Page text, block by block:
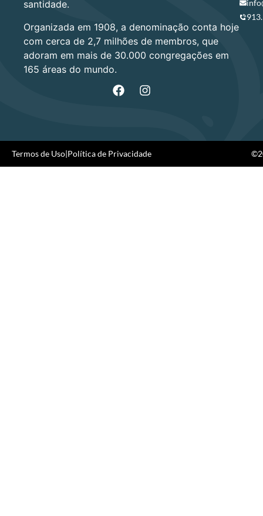
santidade.
Organizada em 1908, a denominação conta hoje
com cerca de 2,7 milhões de membros, que
adoram em mais de 30.000 congregações em
165 áreas do mundo.
Termos de Uso|Política de Privacidade